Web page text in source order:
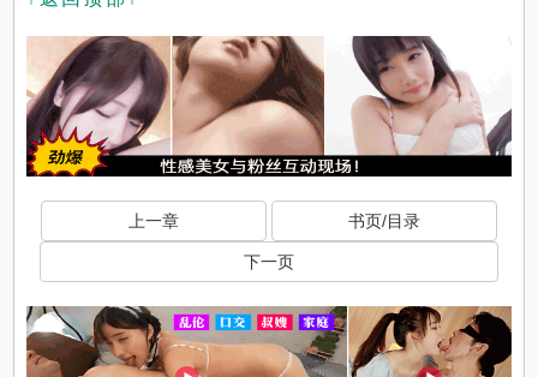
上一章 书页/目录
下一页